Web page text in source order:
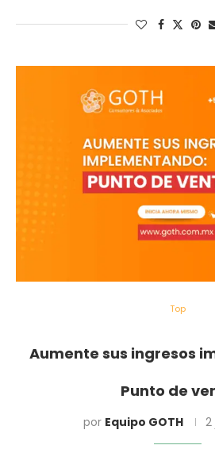
Top
Aumente sus ingresos
Punto de
por Equipo GOTH 2